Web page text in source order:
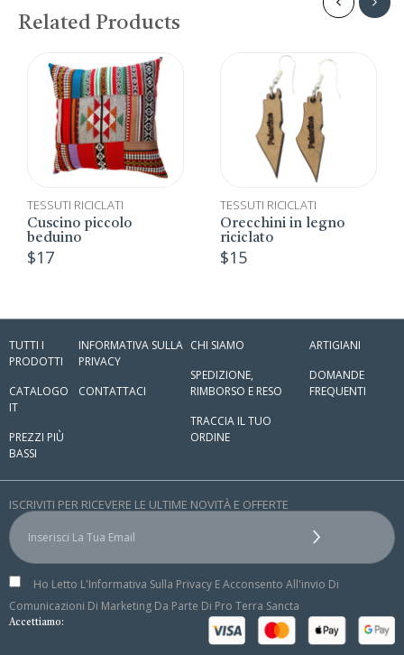
Related Products
TESSUTI RICICLATI
Cuscino piccolo
beduino
17
TESSUTI RICICLATI
Orecchini in legno
riciclato
15
ISCRIVITI PER RICEVERE LE ULTIME NOVITÀ E OFFERTE
Ho Letto L'Informativa Sulla Privacy E Acconsento All'invio Di
Comunicazioni Di Marketing Da Parte Di Pro Terra Sancta
Accettiamo:
TUTTI I
PRODOTTI
CATALOGO
IT
PREZZI PIÙ
BASSI
INFORMATIVA SULLA
PRIVACY
CONTATTACI
CHI SIAMO
SPEDIZIONE,
RIMBORSO E RESO
TRACCIA IL TUO
ORDINE
ARTIGIANI
DOMANDE
FREQUENTI